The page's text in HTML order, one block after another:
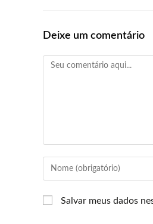
Deixe um comentário
Salvar meus dados